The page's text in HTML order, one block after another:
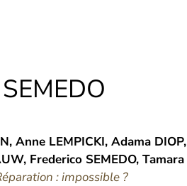
SEMEDO
, Anne LEMPICKI, Adama DIOP,
, Frederico SEMEDO, Tamara
: impossible ?